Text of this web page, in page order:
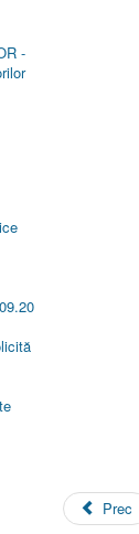
-
Prec